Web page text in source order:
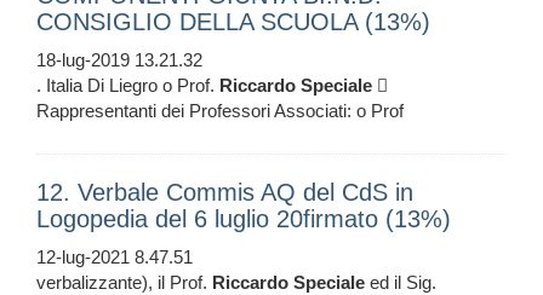
CONSIGLIO DELLA SCUOLA (13%)
18-lug-2019 13.21.32
. Italia Di Liegro o Prof. Riccardo Speciale 
Rappresentanti dei Professori Associati: o Prof
12. Verbale Commis AQ del CdS in
Logopedia del 6 luglio 20firmato (13%)
12-lug-2021 8.47.51
verbalizzante), il Prof. Riccardo Speciale ed il Sig.